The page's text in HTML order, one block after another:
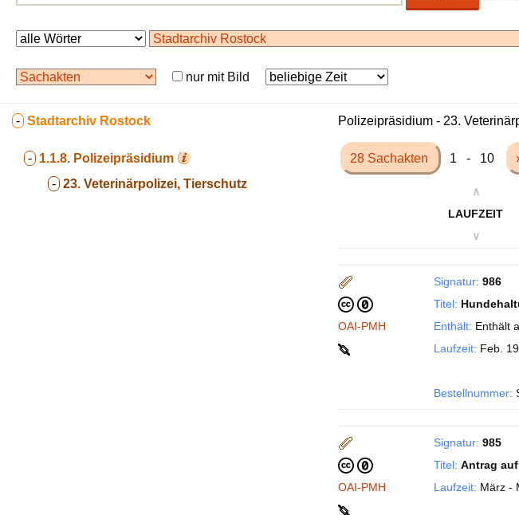
nur mit Bild
- Stadtarchiv Rostock
- 1.1.8. Polizeipräsidium
- 23. Veterinärpolizei, Tierschutz
Polizeipräsidium - 23.
28 Sachakten 1 - 10
∧
LAUFZEIT
∨
OAI-PMH
Signatur: 986
Titel:
Enthält: Enthält
Laufzeit: Feb.
Bestellnummer:
OAI-PMH
Signatur: 985
Titel: Antrag
Laufzeit: März -